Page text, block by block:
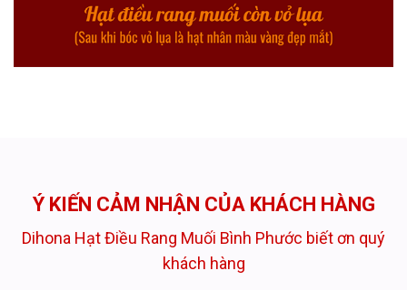
Ý KIẾN CẢM NHẬN CỦA KHÁCH HÀNG
Dihona Hạt Điều Rang Muối Bình Phước biết ơn quý
khách hàng